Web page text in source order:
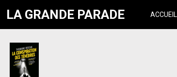
LA GRANDE PARADE ACCUEIL